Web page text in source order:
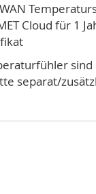
Cloud für 1
sind
separat/